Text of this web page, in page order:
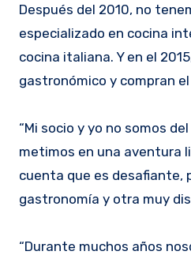
Después del 2010, no
especializado en cocina
cocina italiana. Y en el
gastronómico y compran
“Mi socio y yo no somos
metimos en una aventura
cuenta que es desafiante,
gastronomía y otra muy
“Durante muchos años